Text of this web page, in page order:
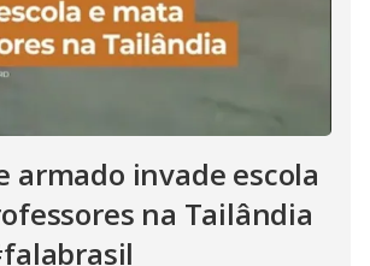
armado invade escola
na Tailândia